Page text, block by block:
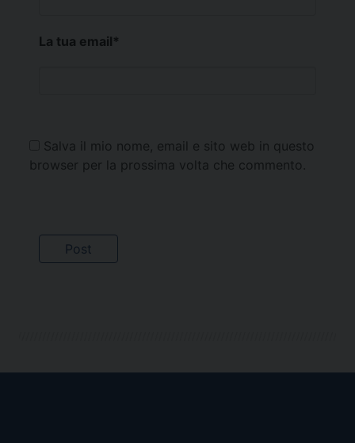
La tua email*
Salva il mio nome, email e sito web in questo
browser per la prossima volta che commento.